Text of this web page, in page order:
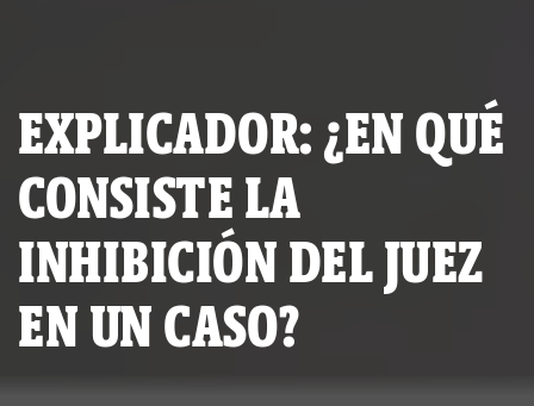
EXPLICADOR: ¿EN QUÉ
CONSISTE LA
INHIBICIÓN DEL JUEZ
EN UN CASO?